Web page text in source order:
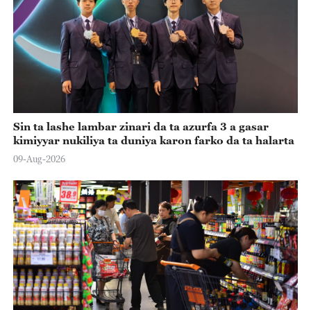
Sin ta lashe lambar zinari da ta azurfa 3 a gasar
kimiyyar nukiliya ta duniya karon farko da ta halarta
09-Aug-2026